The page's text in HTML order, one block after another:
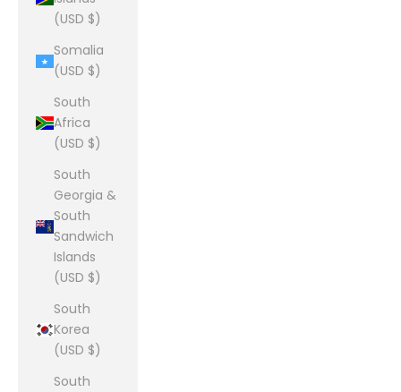
(USD $)
Somalia
(USD $)
South
Africa
(USD $)
South
Georgia &
South
Sandwich
Islands
(USD $)
South
Korea
(USD $)
South